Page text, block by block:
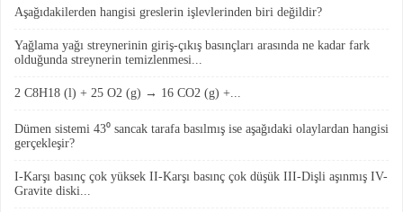
Aşağıdakilerden hangisi greslerin işlevlerinden biri değildir?
Yağlama yağı streynerinin giriş-çıkış basınçları arasında ne kadar fark
olduğunda streynerin temizlenmesi...
2 C8H18 (l) + 25 O2 (g) → 16 CO2 (g) +...
Dümen sistemi 43⁰ sancak tarafa basılmış ise aşağıdaki olaylardan hangisi
gerçekleşir?
I-Karşı basınç çok yüksek II-Karşı basınç çok düşük III-Dişli aşınmış IV-
Gravite diski...